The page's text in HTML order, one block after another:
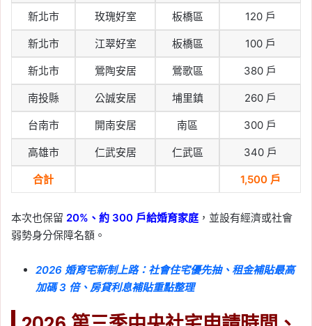
新北市 玫瑰好室 板橋區 120 戶
新北市 江翠好室 板橋區 100 戶
新北市 鶯陶安居 鶯歌區 380 戶
南投縣 公誠安居 埔里鎮 260 戶
台南市 開南安居 南區 300 戶
高雄市 仁武安居 仁武區 340 戶
合計 1,500 戶
本次也保留 20%、約 300 戶給婚育家庭 ，並設有經濟或社會
弱勢身分保障名額。
2026 婚育宅新制上路：社會住宅優先抽、租金補貼最高
加碼 3 倍、房貸利息補貼重點整理